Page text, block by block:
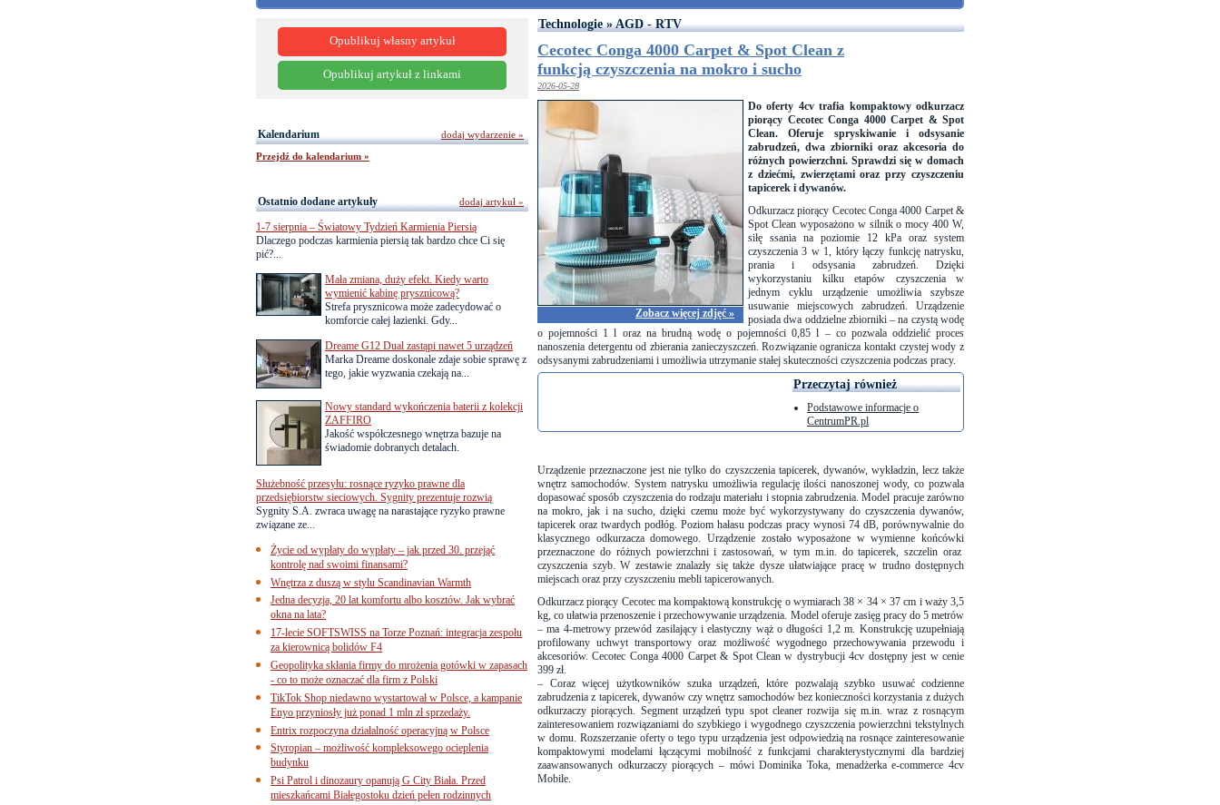
Technologie » AGD - RTV
Cecotec Conga 4000 Carpet & Spot Clean z
funkcją czyszczenia na mokro i sucho
2026-05-28
Zobacz więcej zdjęć »
Do oferty 4cv trafia kompaktowy odkurzacz
piorący Cecotec Conga 4000 Carpet & Spot
Clean. Oferuje spryskiwanie i odsysanie
zabrudzeń, dwa zbiorniki oraz akcesoria do
różnych powierzchni. Sprawdzi się w domach
z dziećmi, zwierzętami oraz przy czyszczeniu
tapicerek i dywanów.
Odkurzacz piorący Cecotec Conga 4000 Carpet &
Spot Clean wyposażono w silnik o mocy 400 W,
siłę ssania na poziomie 12 kPa oraz system
czyszczenia 3 w 1, który łączy funkcję natrysku,
prania i odsysania zabrudzeń. Dzięki
wykorzystaniu kilku etapów czyszczenia w
jednym cyklu urządzenie umożliwia szybsze
usuwanie miejscowych zabrudzeń. Urządzenie
posiadadwa oddzielne zbiorniki– na czystą wodę
o pojemności 1 l oraz na brudną wodę o pojemności0,85 l – co pozwala oddzielić proces
nanoszenia detergentu od zbierania zanieczyszczeń. Rozwiązanie ogranicza kontakt czystej wody z
odsysanymi zabrudzeniami i umożliwia utrzymanie stałej skuteczności czyszczenia podczas pracy.
Przeczytaj również
Podstawowe informacje o
CentrumPR.pl
Urządzenie przeznaczone jest nie tylko do czyszczenia tapicerek, dywanów, wykładzin, lecz także
wnętrz samochodów. System natrysku umożliwia regulację ilości nanoszonej wody, co pozwala
dopasować sposób czyszczenia do rodzaju materiału i stopnia zabrudzenia. Model pracuje zarówno
na mokro, jak i na sucho, dzięki czemu może być wykorzystywany do czyszczenia dywanów,
tapicerek oraz twardych podłóg. Poziom hałasu podczas pracy wynosi 74 dB, porównywalnie do
klasycznego odkurzacza domowego. Urządzenie zostało wyposażone wwymienne końcówki
przeznaczone do różnych powierzchni i zastosowań, w tym m.in. do tapicerek, szczelin oraz
czyszczenia szyb. W zestawie znalazły się także dysze ułatwiające pracę w trudno dostępnych
miejscach oraz przy czyszczeniu mebli tapicerowanych.
Odkurzacz piorący Cecotec ma kompaktową konstrukcję o wymiarach 38 × 34 × 37 cm i waży 3,5
kg, co ułatwia przenoszenie i przechowywanie urządzenia. Model oferuje zasięg pracy do 5 metrów
– ma 4-metrowy przewód zasilającyielastyczny wąż o długości 1,2 m. Konstrukcję uzupełniają
profilowany uchwyt transportowy oraz możliwość wygodnego przechowywania przewodu i
akcesoriów. Cecotec Conga 4000 Carpet & Spot Clean w dystrybucji 4cv dostępny jest w cenie
399 zł.
– Coraz więcej użytkowników szuka urządzeń, które pozwalają szybko usuwać codzienne
zabrudzenia z tapicerek, dywanów czy wnętrz samochodów bez konieczności korzystania z dużych
odkurzaczy piorących. Segment urządzeń typu spot cleaner rozwija się m.in. wraz z rosnącym
zainteresowaniem rozwiązaniami do szybkiego i wygodnego czyszczenia powierzchni tekstylnych
w domu. Rozszerzanie oferty o tego typu urządzenia jest odpowiedzią na rosnące zainteresowanie
kompaktowymi modelami łączącymi mobilność z funkcjami charakterystycznymi dla bardziej
zaawansowanych odkurzaczy piorących – mówi Dominika Toka, menadżerka e-commerce 4cv
Mobile.
Opublikuj własny artykuł
Opublikuj artykuł z linkami
Kalendarium
Przejdź do kalendarium »
dodaj wydarzenie »
Ostatnio dodane artykuły
1-7 sierpnia – Światowy Tydzień Karmienia Piersią
Dlaczego podczas karmienia piersią tak bardzo chce Ci się
pić?...
Mała zmiana, duży efekt. Kiedy warto
wymienić kabinę prysznicową?
Strefa prysznicowa może zadecydować o
komforcie całej łazienki. Gdy...
Dreame G12 Dual zastąpi nawet 5 urządzeń
Marka Dreame doskonale zdaje sobie sprawę z
tego, jakie wyzwania czekają na...
Nowy standard wykończenia baterii z kolekcji
ZAFFIRO
Jakość współczesnego wnętrza bazuje na
świadomie dobranych detalach.
Służebność przesyłu: rosnące ryzyko prawne dla
przedsiębiorstw sieciowych. Sygnity prezentuje rozwią
Sygnity S.A. zwraca uwagę na narastające ryzyko prawne
związane ze...
Życie od wypłaty do wypłaty – jak przed 30. przejąć
kontrolę nad swoimi finansami?
Wnętrza z duszą w stylu Scandinavian Warmth
Jedna decyzja, 20 lat komfortu albo kosztów. Jak wybrać
okna na lata?
17-lecie SOFTSWISS na Torze Poznań: integracja zespołu
za kierownicą bolidów F4
Geopolityka skłania firmy do mrożenia gotówki w zapasach
- co to może oznaczać dla firm z Polski
TikTok Shop niedawno wystartował w Polsce, a kampanie
Enyo przyniosły już ponad 1 mln zł sprzedaży.
Entrix rozpoczyna działalność operacyjną w Polsce
Styropian – możliwość kompleksowego ocieplenia
budynku
Psi Patrol i dinozaury opanują G City Biała. Przed
mieszkańcami Białegostoku dzień pełen rodzinnych
dodaj artykuł »